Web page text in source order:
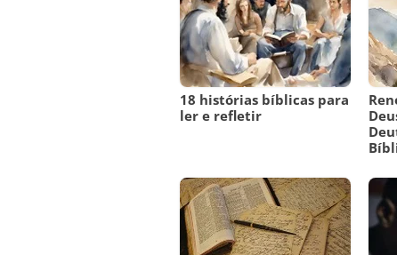
18 histórias bíblicas para
ler e refletir